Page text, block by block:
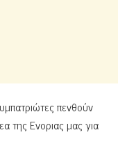
πενθούν
της Ενοριας μας για